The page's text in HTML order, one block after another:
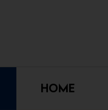
HOME